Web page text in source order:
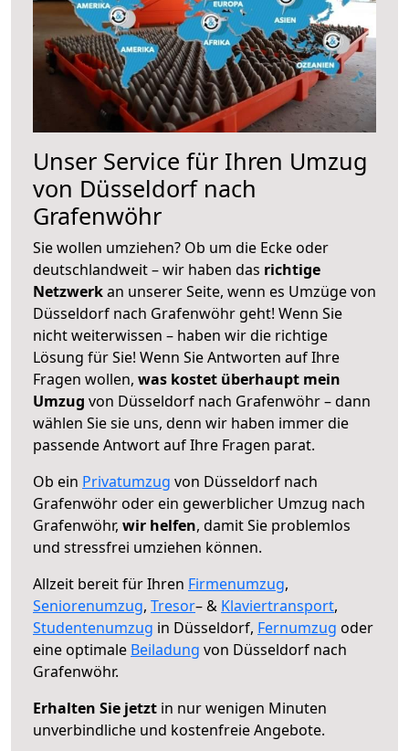
Unser Service für Ihren Umzug
von Düsseldorf nach
Grafenwöhr
Sie wollen umziehen? Ob um die Ecke oder
deutschlandweit – wir haben das richtige
Netzwerkan unserer Seite, wenn es Umzüge von
Düsseldorf nach Grafenwöhr geht! Wenn Sie
nicht weiterwissen – haben wir die richtige
Lösung für Sie! Wenn Sie Antworten auf Ihre
Fragen wollen, was kostet überhaupt mein
Umzug von Düsseldorf nach Grafenwöhr – dann
wählen Sie sie uns, denn wir haben immer die
passende Antwort auf Ihre Fragen parat.
Ob ein Privatumzug von Düsseldorf nach
Grafenwöhr oder ein gewerblicher Umzug nach
Grafenwöhr, wir helfen, damit Sie problemlos
und stressfrei umziehen können.
Allzeit bereit für Ihren Firmenumzug,
Seniorenumzug, Tresor– & Klaviertransport,
Studentenumzug in Düsseldorf, Fernumzug oder
eine optimale Beiladung von Düsseldorf nach
Grafenwöhr.
Erhalten Sie jetzt in nur wenigen Minuten
unverbindliche und kostenfreie Angebote.